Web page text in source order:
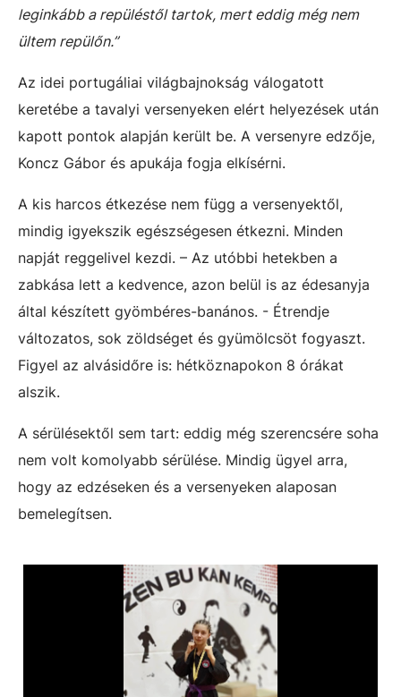
leginkább a repüléstől tartok, mert eddig még nem
ültem repülőn.”
Az idei portugáliai világbajnokság válogatott
keretébe a tavalyi versenyeken elért helyezések után
kapott pontok alapján került be. A versenyre edzője,
Koncz Gábor és apukája fogja elkísérni.
A kis harcos étkezése nem függ a versenyektől,
mindig igyekszik egészségesen étkezni. Minden
napját reggelivel kezdi. – Az utóbbi hetekben a
zabkása lett a kedvence, azon belül is az édesanyja
által készített gyömbéres-banános. - Étrendje
változatos, sok zöldséget és gyümölcsöt fogyaszt.
Figyel az alvásidőre is: hétköznapokon 8 órákat
alszik.
A sérülésektől sem tart: eddig még szerencsére soha
nem volt komolyabb sérülése. Mindig ügyel arra,
hogy az edzéseken és a versenyeken alaposan
bemelegítsen.